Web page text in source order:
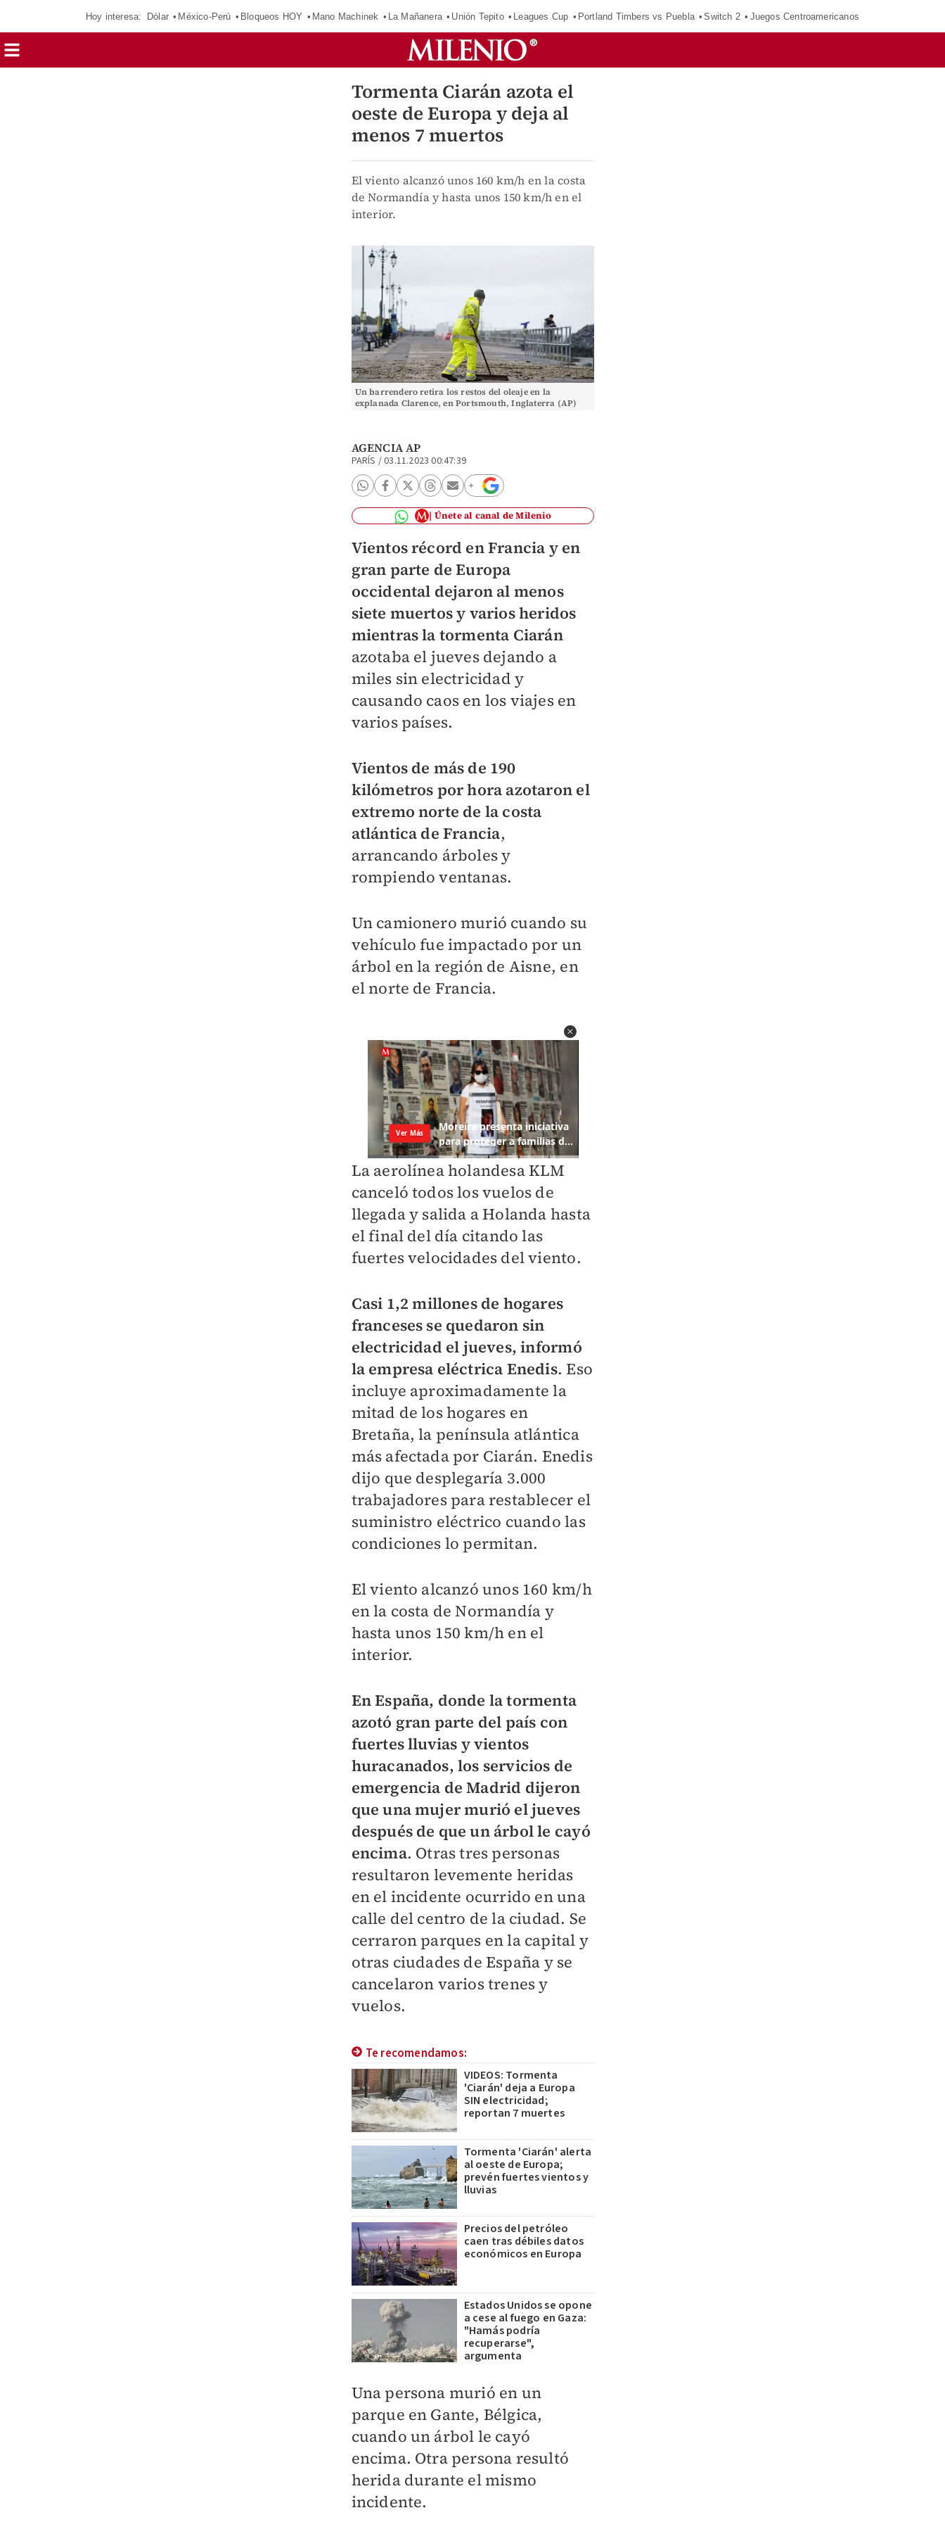
Hoy interesa: Dólar México-Perú Bloqueos HOY Mano Machinek La Mañanera Unión Tepito Leagues Cup Portland Timbers vs Puebla Switch 2 Juegos Centroamericanos
Tormenta Ciarán azota el
oeste de Europa y deja al
menos 7 muertos
El viento alcanzó unos 160 km/h en la costa
de Normandía y hasta unos 150 km/h en el
interior.
Un barrendero retira los restos del oleaje en la
explanada Clarence, en Portsmouth, Inglaterra (AP)
AGENCIA AP
PARÍS /03.11.2023 00:47:39
Únete al canal de Milenio
Vientos récord en Francia y en
gran parte de Europa
occidental dejaron al menos
siete muertos y varios heridos
mientras la tormenta Ciarán
azotaba el jueves dejando a
miles sin electricidad y
causando caos en los viajes en
varios países.
Vientos de más de 190
kilómetros por hora azotaron el
extremo norte de la costa
atlántica de Francia,
arrancando árboles y
rompiendo ventanas.
Un camionero murió cuando su
vehículo fue impactado por un
árbol en la región de Aisne, en
el norte de Francia.
La aerolínea holandesa KLM
canceló todos los vuelos de
llegada y salida a Holanda hasta
el final del día citando las
fuertes velocidades del viento.
Casi 1,2 millones de hogares
franceses se quedaron sin
electricidad el jueves, informó
la empresa eléctrica Enedis. Eso
incluye aproximadamente la
mitad de los hogares en
Bretaña, la península atlántica
más afectada por Ciarán. Enedis
dijo que desplegaría 3.000
trabajadores para restablecer el
suministro eléctrico cuando las
condiciones lo permitan.
El viento alcanzó unos 160 km/h
en la costa de Normandía y
hasta unos 150 km/h en el
interior.
En España, donde la tormenta
azotó gran parte del país con
fuertes lluvias y vientos
huracanados, los servicios de
emergencia de Madrid dijeron
que una mujer murió el jueves
después de que un árbol le cayó
encima. Otras tres personas
resultaron levemente heridas
en el incidente ocurrido en una
calle del centro de la ciudad. Se
cerraron parques en la capital y
otras ciudades de España y se
cancelaron varios trenes y
vuelos.
Te recomendamos:
VIDEOS: Tormenta
'Ciarán' deja a Europa
SIN electricidad;
reportan 7 muertes
Tormenta 'Ciarán' alerta
al oeste de Europa;
prevén fuertes vientos y
lluvias
Precios del petróleo
caen tras débiles datos
económicos en Europa
Estados Unidos se opone
a cese al fuego en Gaza:
"Hamás podría
recuperarse",
argumenta
Una persona murió en un
parque en Gante, Bélgica,
cuando un árbol le cayó
encima. Otra persona resultó
herida durante el mismo
incidente.